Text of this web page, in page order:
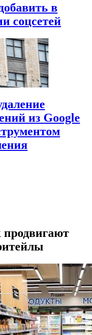
в
соцсетей
из Google